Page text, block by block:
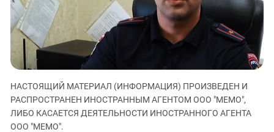
ЗАСТАВЛЯЕТ
КАВКАЗ ЗА ПАЛЕСТИНУ
ИНАКОМЫСЛИЕ В ЧЕЧНЕ
Дагестан
Ингушетия
Кабардино-Балкария
Калмыкия
Карачаево-Черкесия
Краснодарский край
Нагорный Карабах
НАСТОЯЩИЙ МАТЕРИАЛ (ИНФОРМАЦИЯ) ПРОИЗВЕДЕН И
РАСПРОСТРАНЕН ИНОСТРАННЫМ АГЕНТОМ ООО "МЕМО",
ЛИБО КАСАЕТСЯ ДЕЯТЕЛЬНОСТИ ИНОСТРАННОГО АГЕНТА
ООО "МЕМО".